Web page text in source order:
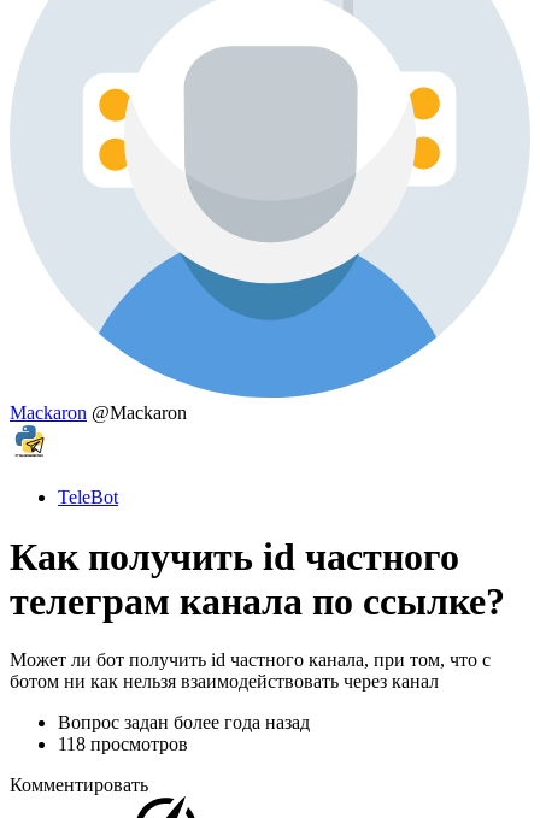
Mackaron @Mackaron
TeleBot
Как получить id частного
телеграм канала по ссылке?
Может ли бот получить id частного канала, при том, что с
ботом ни как нельзя взаимодействовать через канал
Вопрос задан более года назад
118 просмотров
Комментировать